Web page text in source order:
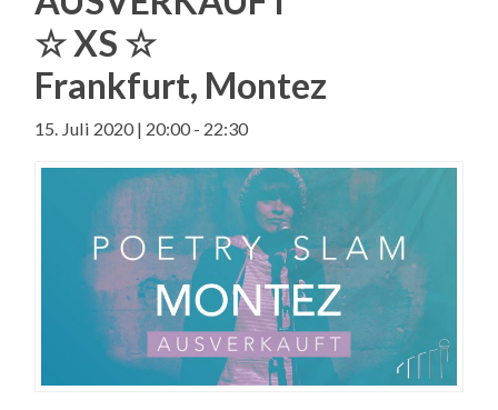
☆ XS ☆
Frankfurt, Montez
15. Juli 2020 | 20:00 - 22:30